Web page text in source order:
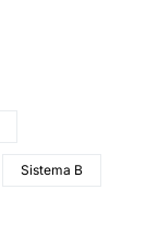
Sistema B